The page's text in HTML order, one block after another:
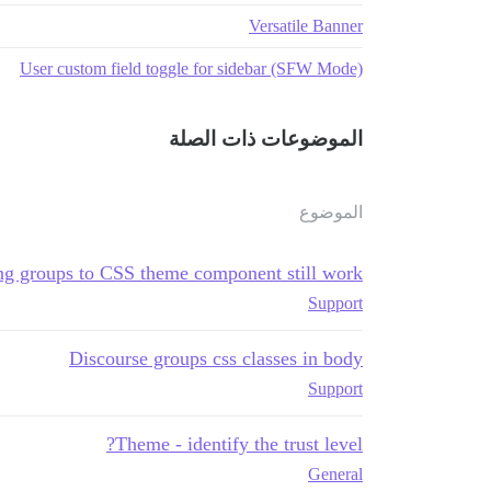
Versatile Banner
User custom field toggle for sidebar (SFW Mode)
الموضوعات ذات الصلة
الموضوع
groups to CSS theme component still work?
Support
Discourse groups css classes in body
Support
Theme - identify the trust level?
General